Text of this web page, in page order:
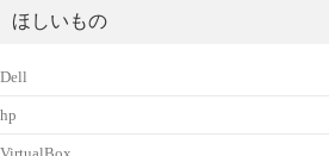
ほしいもの
Dell
hp